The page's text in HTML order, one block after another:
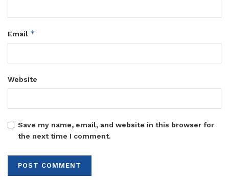
Email *
Website
Save my name, email, and website in this browser for
the next time I comment.